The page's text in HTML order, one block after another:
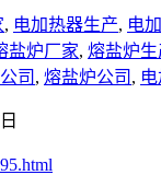
, 电加热器生产, 电
盐炉厂家, 熔盐炉生
司 , 熔盐炉公司 ,